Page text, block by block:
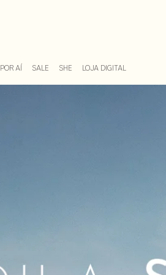
POR AÍ SALE SHE LOJA DIGITAL